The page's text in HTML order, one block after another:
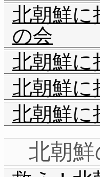
北朝鮮に
の会
北朝鮮に
北朝鮮に
北朝鮮に
北朝